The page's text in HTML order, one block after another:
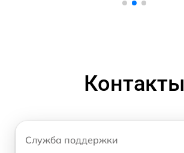
Контакты
Служба поддержки